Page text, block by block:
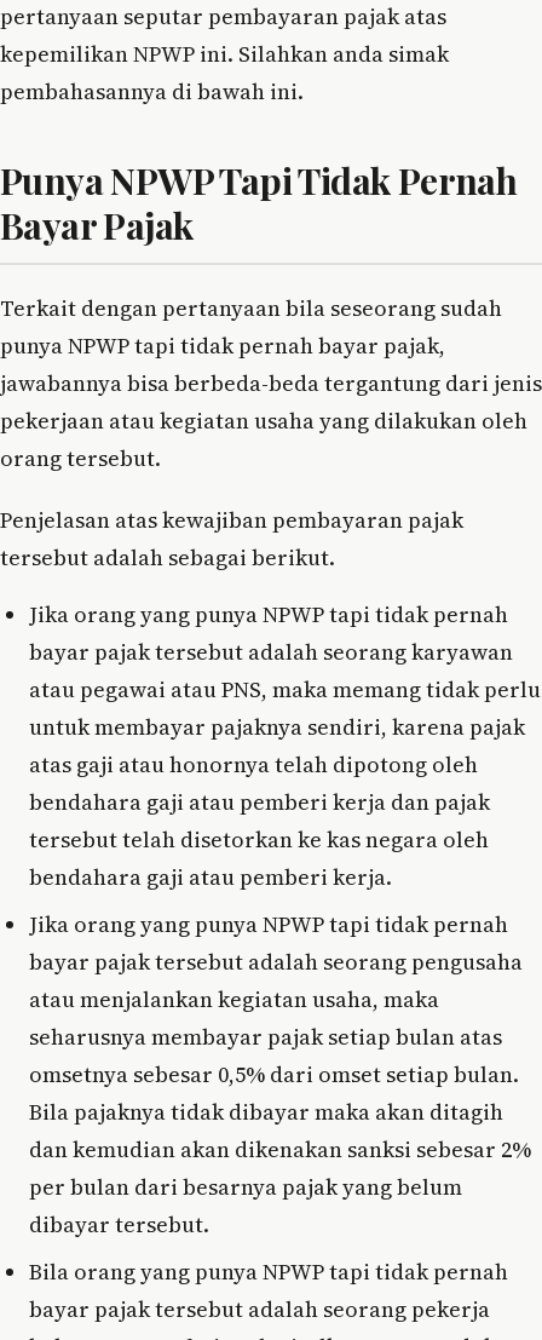
pertanyaan seputar pembayaran pajak atas
kepemilikan NPWP ini. Silahkan anda simak
pembahasannya di bawah ini.
Punya NPWP Tapi Tidak Pernah
Bayar Pajak
Terkait dengan pertanyaan bila seseorang sudah
punya NPWP tapi tidak pernah bayar pajak,
jawabannya bisa berbeda-beda tergantung dari jenis
pekerjaan atau kegiatan usaha yang dilakukan oleh
orang tersebut.
Penjelasan atas kewajiban pembayaran pajak
tersebut adalah sebagai berikut.
Jika orang yang punya NPWP tapi tidak pernah
bayar pajak tersebut adalah seorang karyawan
atau pegawai atau PNS, maka memang tidak perlu
untuk membayar pajaknya sendiri, karena pajak
atas gaji atau honornya telah dipotong oleh
bendahara gaji atau pemberi kerja dan pajak
tersebut telah disetorkan ke kas negara oleh
bendahara gaji atau pemberi kerja.
Jika orang yang punya NPWP tapi tidak pernah
bayar pajak tersebut adalah seorang pengusaha
atau menjalankan kegiatan usaha, maka
seharusnya membayar pajak setiap bulan atas
omsetnya sebesar 0,5% dari omset setiap bulan.
Bila pajaknya tidak dibayar maka akan ditagih
dan kemudian akan dikenakan sanksi sebesar 2%
per bulan dari besarnya pajak yang belum
dibayar tersebut.
Bila orang yang punya NPWP tapi tidak pernah
bayar pajak tersebut adalah seorang pekerja